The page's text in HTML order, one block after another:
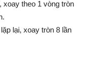
xoay theo 1 vòng tròn
lại, xoay tròn 8 lần